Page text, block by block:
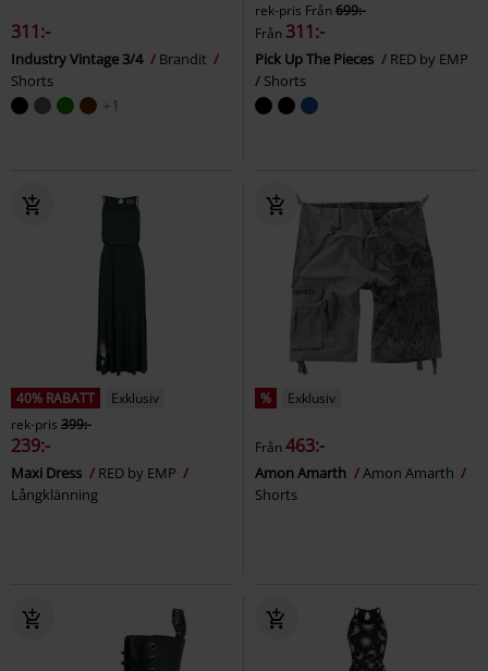
311:-
Industry Vintage 3/4
Brandit
Shorts
+1
rek-pris Från699:-
Från 311:-
Pick Up The Pieces
RED by EMP
Shorts
40% RABATT
Exklusiv
rek-pris 399:-
239:-
Maxi Dress
RED by EMP
Långklänning
% Exklusiv
Från463:-
Amon Amarth
Amon Amarth
Shorts